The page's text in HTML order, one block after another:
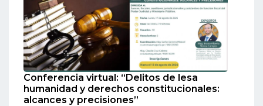
Conferencia virtual: “Delitos de lesa
humanidad y derechos constitucionales:
alcances y precisiones”